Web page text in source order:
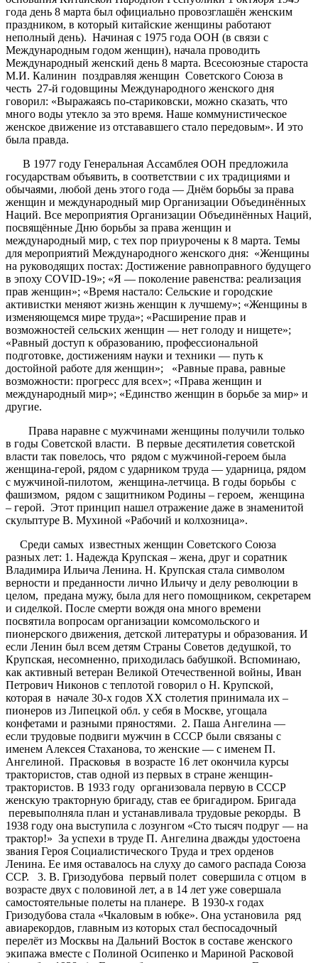
года день 8 марта был официально провозглашён женским
праздником, в который китайские женщины работают
неполный день). Начиная с 1975 года ООН (в связи с
Международным годом женщин), начала проводить
Международный женский день 8 марта. Всесоюзные староста
М.И. Калинин поздравляя женщин Советского Союза в
честь 27-й годовщины Международного женского дня
говорил: «Выражаясь по-стариковски, можно сказать, что
много воды утекло за это время. Наше коммунистическое
женское движение из отстававшего стало передовым». И это
была правда.
В 1977 году Генеральная Ассамблея ООН предложила
государствам объявить, в соответствии с их традициями и
обычаями, любой день этого года — Днём борьбы за права
женщин и международный мир Организации Объединённых
Наций. Все мероприятия Организации Объединённых Наций,
посвящённые Дню борьбы за права женщин и
международный мир, с тех пор приурочены к 8 марта. Темы
для мероприятий Международного женского дня: «Женщины
на руководящих постах: Достижение равноправного будущего
в эпоху COVID-19»; «Я — поколение равенства: реализация
прав женщин»; «Время настало: Сельские и городские
активистки меняют жизнь женщин к лучшему»; «Женщины в
изменяющемся мире труда»; «Расширение прав и
возможностей сельских женщин — нет голоду и нищете»;
«Равный доступ к образованию, профессиональной
подготовке, достижениям науки и техники — путь к
достойной работе для женщин»; «Равные права, равные
возможности: прогресс для всех»; «Права женщин и
международный мир»; «Единство женщин в борьбе за мир» и
другие.
Права наравне с мужчинами женщины получили только
в годы Советской власти. В первые десятилетия советской
власти так повелось, что рядом с мужчиной-героем была
женщина-герой, рядом с ударником труда — ударница, рядом
с мужчиной-пилотом, женщина-летчица. В годы борьбы с
фашизмом, рядом с защитником Родины – героем, женщина
– герой. Этот принцип нашел отражение даже в знаменитой
скульптуре В. Мухиной «Рабочий и колхозница».
Среди самых известных женщин Советского Союза
разных лет: 1. Надежда Крупская – жена, друг и соратник
Владимира Ильича Ленина. Н. Крупская стала символом
верности и преданности лично Ильичу и делу революции в
целом, предана мужу, была для него помощником, секретарем
и сиделкой. После смерти вождя она много времени
посвятила вопросам организации комсомольского и
пионерского движения, детской литературы и образования. И
если Ленин был всем детям Страны Советов дедушкой, то
Крупская, несомненно, приходилась бабушкой. Вспоминаю,
как активный ветеран Великой Отечественной войны, Иван
Петрович Никонов с теплотой говорил о Н. Крупской,
которая в начале 30-х годов ХХ столетия принимала их –
пионеров из Липецкой обл. у себя в Москве, угощала
конфетами и разными пряностями. 2. Паша Ангелина —
если трудовые подвиги мужчин в СССР были связаны с
именем Алексея Стаханова, то женские — с именем П.
Ангелиной. Прасковья в возрасте 16 лет окончила курсы
трактористов, став одной из первых в стране женщин-
трактористов. В 1933 году организовала первую в СССР
женскую тракторную бригаду, став ее бригадиром. Бригада
перевыполняла план и устанавливала трудовые рекорды. В
1938 году она выступила с лозунгом «Сто тысяч подруг — на
трактор!» За успехи в труде П. Ангелина дважды удостоена
звания Героя Социалистического Труда и трех орденов
Ленина. Ее имя оставалось на слуху до самого распада Союза
ССР. 3. В. Гризодубова первый полет совершила с отцом в
возрасте двух с половиной лет, а в 14 лет уже совершала
самостоятельные полеты на планере. В 1930-х годах
Гризодубова стала «Чкаловым в юбке». Она установила ряд
авиарекордов, главным из которых стал беспосадочный
перелёт из Москвы на Дальний Восток в составе женского
экипажа вместе с Полиной Осипенко и Мариной Расковой